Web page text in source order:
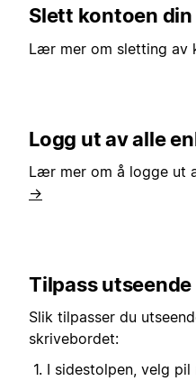
Slett kontoen din
Lær mer om sletting av
Logg ut av alle
Lær mer om å logge ut
→
Tilpass
Slik tilpasser du
skrivebordet:
I sidestolpen, velg